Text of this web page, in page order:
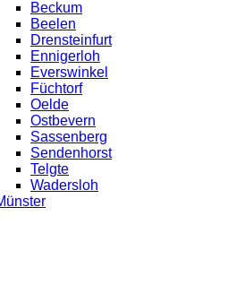
Beckum
Beelen
Drensteinfurt
Ennigerloh
Everswinkel
Füchtorf
Oelde
Ostbevern
Sassenberg
Sendenhorst
Telgte
Wadersloh